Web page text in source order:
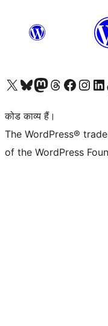
Visit our X (formerly Twitter) account
हमारे बलुस्की खाते पर जाएँVisit our Mastodon account
हमारे थ्रेड्स अकाउंट पर जाएंहमारे फेसबुक पेज पर जाएँहमारे इंस्टाग्राम अकाउंट पर जाएंहमारे लिंक्डइन
कोड काव्य हैं।
The WordPress®
of the WordPress